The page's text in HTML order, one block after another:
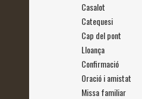
Casalot
Catequesi
Cap del pont
Lloança
Confirmació
Oració i amistat
Missa familiar